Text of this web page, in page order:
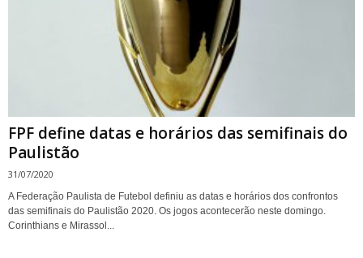
FPF define datas e horários das semifinais do
Paulistão
31/07/2020
A Federação Paulista de Futebol definiu as datas e horários dos confrontos
das semifinais do Paulistão 2020. Os jogos acontecerão neste domingo.
Corinthians e Mirassol...